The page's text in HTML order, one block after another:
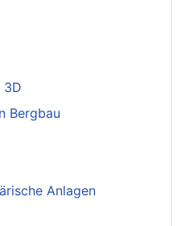
3D
Bergbau
Anlagen